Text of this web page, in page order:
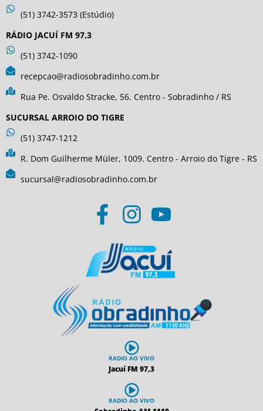
(51) 3742-3573 (Estúdio)
RÁDIO JACUÍ FM 97,3
(51) 3742-1090
recepcao@radiosobradinho.com.br
Rua Pe. Osvaldo Stracke, 56. Centro - Sobradinho / RS
SUCURSAL ARROIO DO TIGRE
(51) 3747-1212
R. Dom Guilherme Müler, 1009. Centro - Arroio do Tigre - RS
sucursal@radiosobradinho.com.br
RADIO AO VIVO
Jacuí FM 97,3
RADIO AO VIVO